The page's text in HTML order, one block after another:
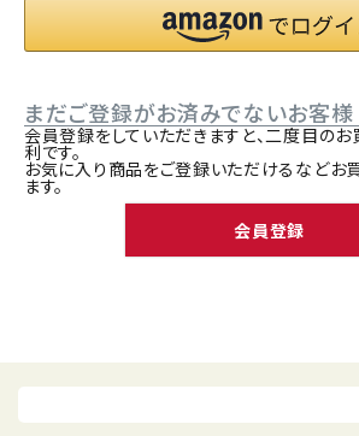
まだご登録がお済みでないお客様
会員登録をしていただきますと、二度目の
利です。
お気に入り商品をご登録いただけるなどお
ます。
会員登録